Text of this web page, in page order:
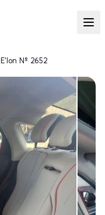
E'lon № 2652